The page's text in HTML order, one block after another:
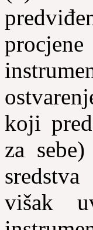
koji
za
višak